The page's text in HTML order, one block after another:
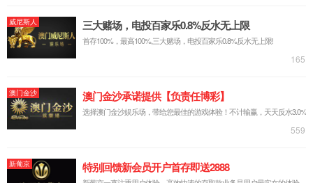
在线询价
上一个
详细内容